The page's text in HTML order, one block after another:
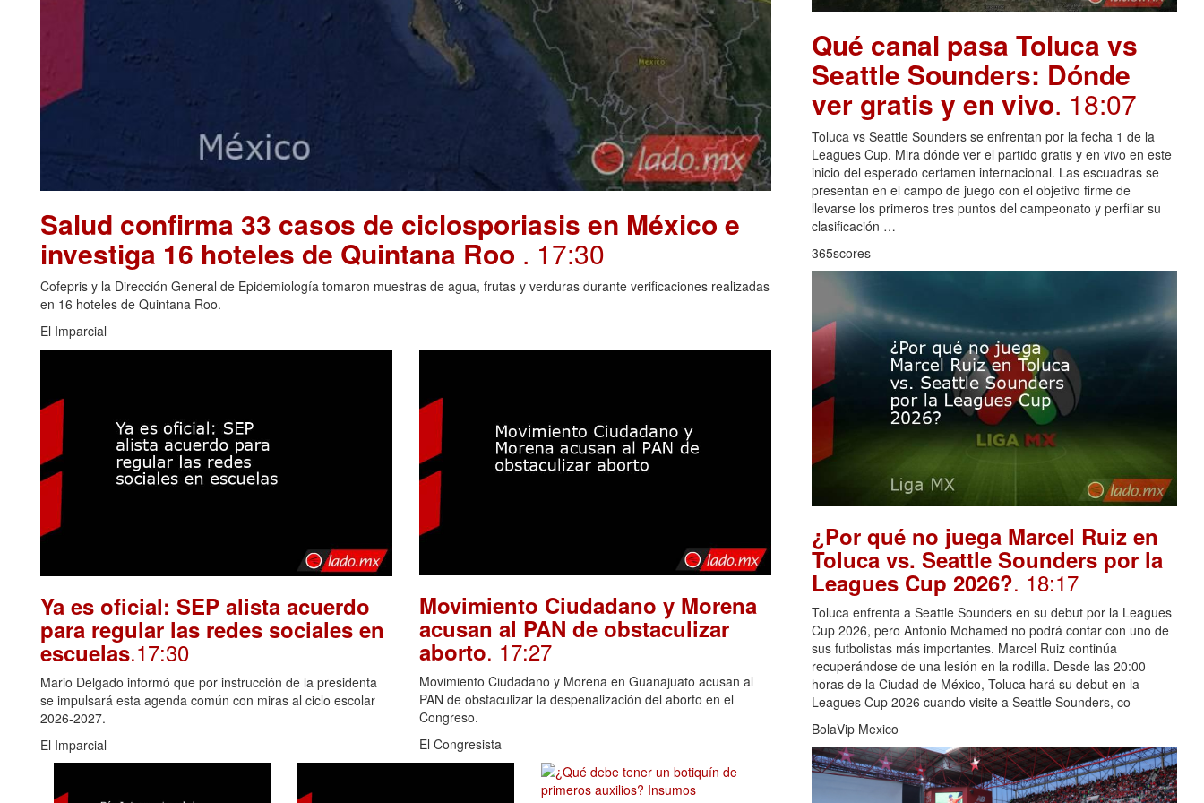
Salud confirma 33 casos de ciclosporiasis en México e
investiga 16 hoteles de Quintana Roo . 17:30
Cofepris y la Dirección General de Epidemiología tomaron muestras de agua, frutas y verduras durante verificaciones realizadas
en 16 hoteles de Quintana Roo.
El Imparcial
Ya es oficial: SEP alista acuerdo
para regular las redes sociales en
escuelas.17:30
Mario Delgado informó que por instrucción de la presidenta
se impulsará esta agenda común con miras al ciclo escolar
2026-2027.
El Imparcial
Movimiento Ciudadano y Morena
acusan al PAN de obstaculizar
aborto. 17:27
Movimiento Ciudadano y Morena en Guanajuato acusan al
PAN de obstaculizar la despenalización del aborto en el
Congreso.
El Congresista
Qué canal pasa Toluca vs
Seattle Sounders: Dónde
ver gratis y en vivo. 18:07
Toluca vs Seattle Sounders se enfrentan por la fecha 1 de la
Leagues Cup. Mira dónde ver el partido gratis y en vivo en este
inicio del esperado certamen internacional. Las escuadras se
presentan en el campo de juego con el objetivo firme de
llevarse los primeros tres puntos del campeonato y perfilar su
clasificación …
365scores
¿Por qué no juega Marcel Ruiz en
Toluca vs. Seattle Sounders por la
Leagues Cup 2026?. 18:17
Toluca enfrenta a Seattle Sounders en su debut por la Leagues
Cup 2026, pero Antonio Mohamed no podrá contar con uno de
sus futbolistas más importantes. Marcel Ruiz continúa
recuperándose de una lesión en la rodilla. Desde las 20:00
horas de la Ciudad de México, Toluca hará su debut en la
Leagues Cup 2026 cuando visite a Seattle Sounders, co
BolaVip Mexico